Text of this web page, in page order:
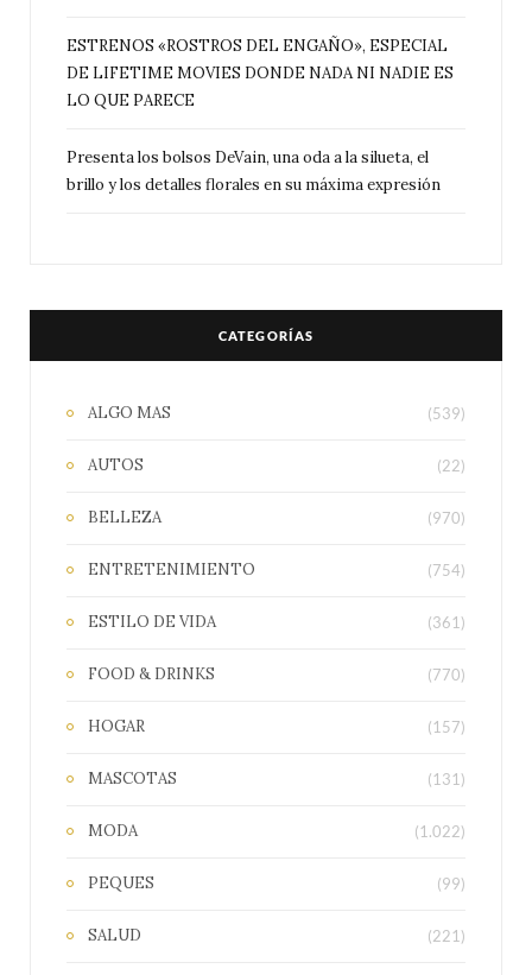
ESTRENOS «ROSTROS DEL ENGAÑO», ESPECIAL
DE LIFETIME MOVIES DONDE NADA NI NADIE ES
LO QUE PARECE
Presenta los bolsos DeVain, una oda a la silueta, el
brillo y los detalles florales en su máxima expresión
CATEGORÍAS
ALGO MAS (539)
AUTOS (22)
BELLEZA (970)
ENTRETENIMIENTO (754)
ESTILO DE VIDA (361)
FOOD & DRINKS (770)
HOGAR (157)
MASCOTAS (131)
MODA (1.022)
PEQUES (99)
SALUD (221)